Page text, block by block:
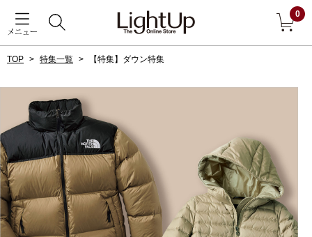
メニュー
0
ジャケット
コート
ブルゾン
TOP 特集一覧 【特集】ダウン特集